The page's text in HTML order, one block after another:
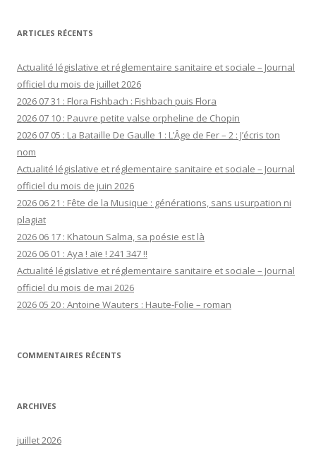
ARTICLES RÉCENTS
Actualité législative et réglementaire sanitaire et sociale – Journal
officiel du mois de juillet 2026
2026 07 31 : Flora Fishbach : Fishbach puis Flora
2026 07 10 : Pauvre petite valse orpheline de Chopin
2026 07 05 : La Bataille De Gaulle 1 : L’Âge de Fer – 2 : J’écris ton
nom
Actualité législative et réglementaire sanitaire et sociale – Journal
officiel du mois de juin 2026
2026 06 21 : Fête de la Musique : générations, sans usurpation ni
plagiat
2026 06 17 : Khatoun Salma, sa poésie est là
2026 06 01 : Aya ! aïe ! 241 347 !!
Actualité législative et réglementaire sanitaire et sociale – Journal
officiel du mois de mai 2026
2026 05 20 : Antoine Wauters : Haute-Folie – roman
COMMENTAIRES RÉCENTS
ARCHIVES
juillet 2026